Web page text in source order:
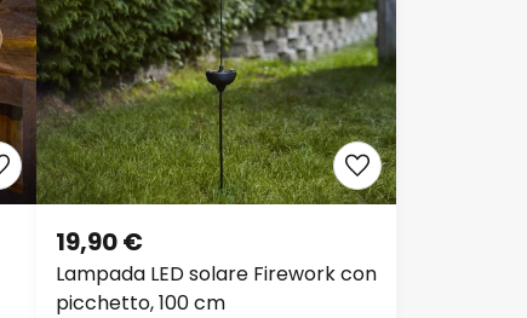
Lampada LED solare Firework con
picchetto, 100 cm
19,90 €